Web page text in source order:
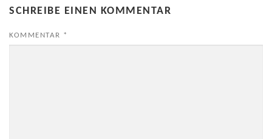
SCHREIBE EINEN KOMMENTAR
KOMMENTAR *